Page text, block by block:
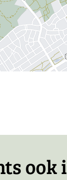
ook